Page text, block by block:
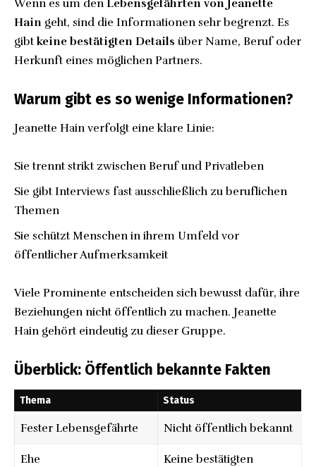
Wenn es um den Lebensgefährten von Jeanette
Hain geht, sind die Informationen sehr begrenzt. Es
gibtkeine bestätigten Details über Name, Beruf oder
Herkunft eines möglichen Partners.
Warum gibt es so wenige Informationen?
Jeanette Hain verfolgt eine klare Linie:
Sie trennt strikt zwischen Beruf und Privatleben
Sie gibt Interviews fast ausschließlich zu beruflichen
Themen
Sie schützt Menschen in ihrem Umfeld vor
öffentlicher Aufmerksamkeit
Viele Prominente entscheiden sich bewusst dafür, ihre
Beziehungen nicht öffentlich zu machen. Jeanette
Hain gehört eindeutig zu dieser Gruppe.
Überblick: Öffentlich bekannte Fakten
Thema Status
Fester Lebensgefährte Nicht öffentlich bekannt
Ehe
Keine bestätigten